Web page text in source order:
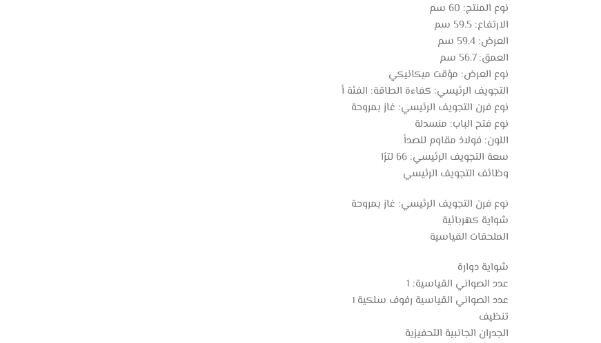
نوع المنتج: 60 سم
الارتفاع: 59.5 سم
العرض: 59.4 سم
العمق: 56.7 سم
نوع العرض: مؤقت ميكانيكي
التجويف الرئيسي: كفاءة الطاقة: الفئة أ
نوع فرن التجويف الرئيسي: غاز بمروحة
نوع فتح الباب: منسدلة
اللون: فولاذ مقاوم للصدأ
سعة التجويف الرئيسي: 66 لترًا
وظائف التجويف الرئيسي
نوع فرن التجويف الرئيسي: غاز بمروحة
شواية كهربائية
الملحقات القياسية
شواية دوارة
عدد الصواني القياسية: 1
عدد الصواني القياسية رفوف سلكية ١
تنظيف
الجدران الجانبية التحفيزية